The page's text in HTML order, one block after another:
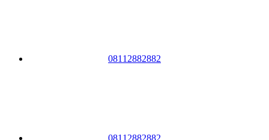
08112882882
08112882882